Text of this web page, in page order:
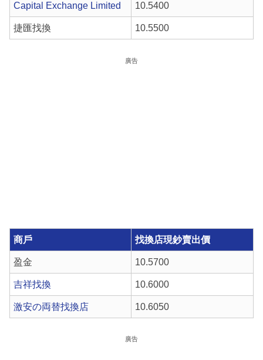
Capital Exchange Limited 10.5400
捷匯找換 10.5500
廣告
商戶 找換店現鈔賣出價
盈金 10.5700
吉祥找換 10.6000
激安の両替找換店 10.6050
廣告